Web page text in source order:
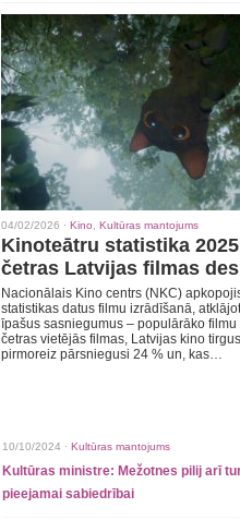
04/02/2026 · Kino Kultūras mantojums
Kinoteātru statistika
četras Latvijas filmas
Nacionālais Kino centrs (NKC)
statistikas datus filmu izrādīšanā,
īpašus sasniegumus – populārāko
četras vietējās filmas, Latvijas kino
pirmoreiz pārsniegusi 24 % un, kas…
10/10/2024 · Kultūras mantojums
Kultūras ministre: Mežotnes pilij arī
pieejamai sabiedrībai